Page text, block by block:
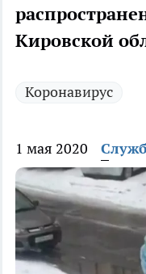
Кировской
Коронавирус
1 мая 2020